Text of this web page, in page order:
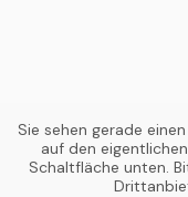
Sie sehen gerade
auf den
Schaltfläche unten.